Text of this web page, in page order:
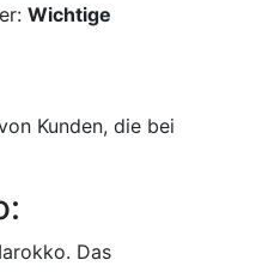
Wichtige
Kunden, die bei
Das